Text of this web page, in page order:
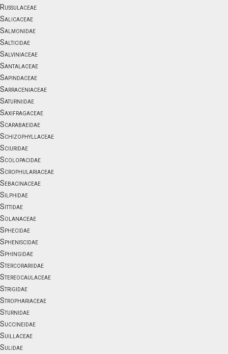
Russulaceae
Salicaceae
Salmonidae
Salticidae
Salviniaceae
Santalaceae
Sapindaceae
Sarraceniaceae
Saturniidae
Saxifragaceae
Scarabaeidae
Schizophyllaceae
Sciuridae
Scolopacidae
Scrophulariaceae
Sebacinaceae
Silphidae
Sittidae
Solanaceae
Sphecidae
Spheniscidae
Sphingidae
Stercorariidae
Stereocaulaceae
Strigidae
Strophariaceae
Sturnidae
Succineidae
Suillaceae
Sulidae